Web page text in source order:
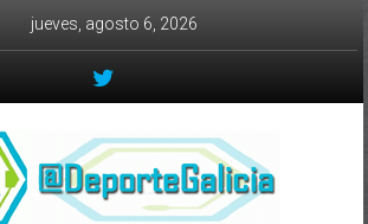
jueves, agosto 6, 2026